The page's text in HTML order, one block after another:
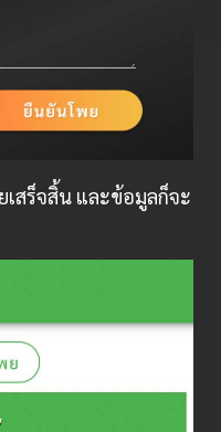
เสร็จสิ้น และข้อมูลก็จะ